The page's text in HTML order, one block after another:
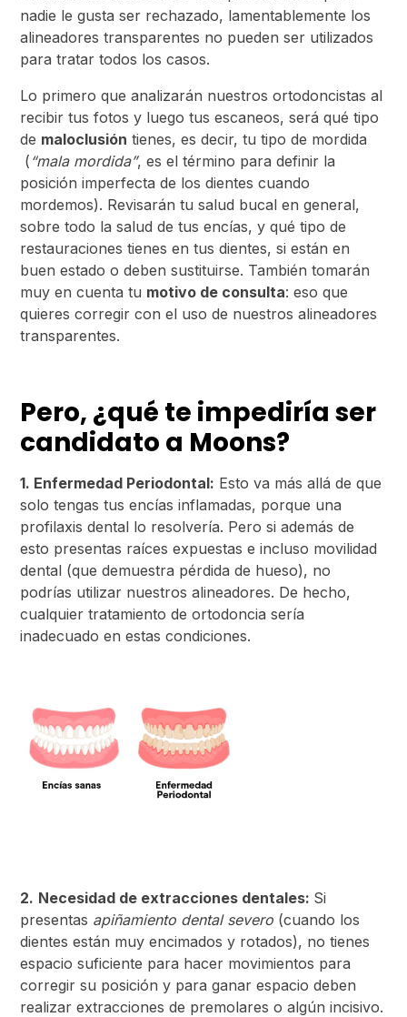
nadie le gusta ser rechazado, lamentablemente los
alineadores transparentes no pueden ser utilizados
para tratar todos los casos.
Lo primero que analizarán nuestros ortodoncistas al
recibir tus fotos y luego tus escaneos, será qué tipo
de maloclusión tienes, es decir, tu tipo de mordida
( “mala mordida”, es el término para definir la
posición imperfecta de los dientes cuando
mordemos). Revisarán tu salud bucal en general,
sobre todo la salud de tus encías, y qué tipo de
restauraciones tienes en tus dientes, si están en
buen estado o deben sustituirse. También tomarán
muy en cuenta tu motivo de consulta: eso que
quieres corregir con el uso de nuestros alineadores
transparentes.
Pero, ¿qué te impediría ser
candidato a Moons?
1. Enfermedad Periodontal: Esto va más allá de que
solo tengas tus encías inflamadas, porque una
profilaxis dental lo resolvería. Pero si además de
esto presentas raíces expuestas e incluso movilidad
dental (que demuestra pérdida de hueso), no
podrías utilizar nuestros alineadores. De hecho,
cualquier tratamiento de ortodoncia sería
inadecuado en estas condiciones.
2. Necesidad de extracciones dentales: Si
presentas apiñamiento dental severo (cuando los
dientes están muy encimados y rotados), no tienes
espacio suficiente para hacer movimientos para
corregir su posición y para ganar espacio deben
realizar extracciones de premolares o algún incisivo.